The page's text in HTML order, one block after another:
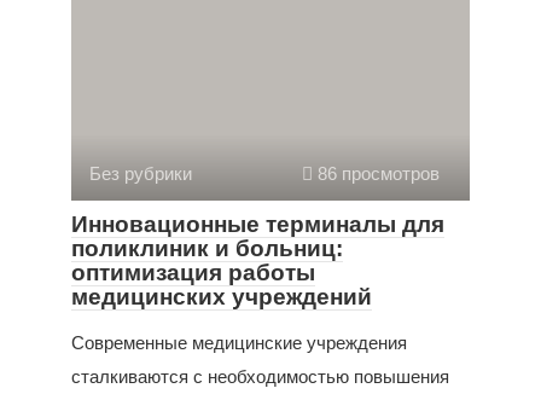
Без рубрики 86 просмотров
Инновационные терминалы для
поликлиник и больниц:
оптимизация работы
медицинских учреждений
Современные медицинские учреждения
сталкиваются с необходимостью повышения